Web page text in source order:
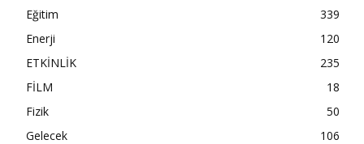
Eğitim
339
Enerji
120
ETKİNLİK
235
FİLM
18
Fizik
50
Gelecek
106